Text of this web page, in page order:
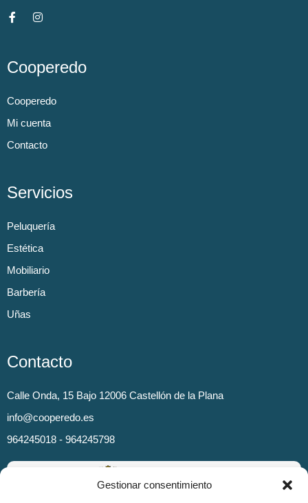
Gestionar consentimiento
Cooperedo
Cooperedo
Mi cuenta
Contacto
Servicios
Peluquería
Estética
Mobiliario
Barbería
Uñas
Contacto
Calle Onda, 15 Bajo 12006 Castellón de la Plana
info@cooperedo.es
964245018 - 964245798